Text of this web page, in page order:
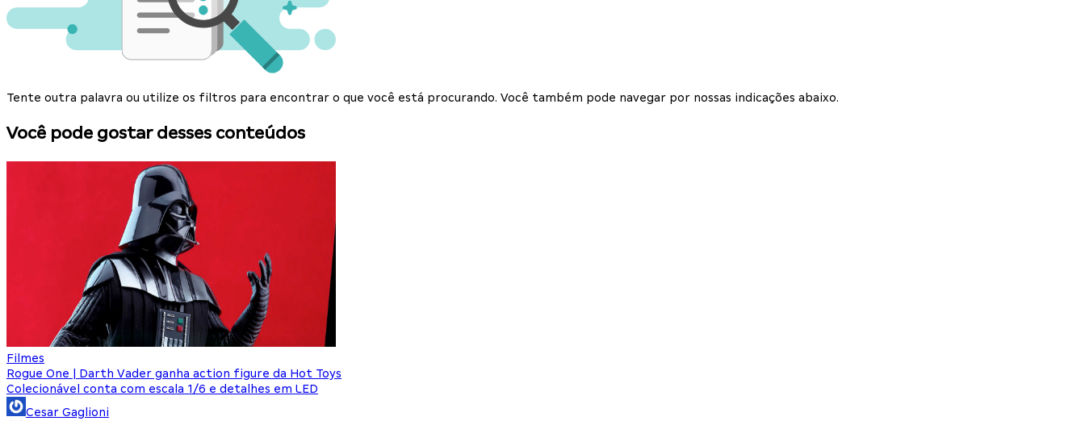
Tente outra palavra ou utilize os filtros para encontrar o que você está procurando. Você também pode navegar por nossas indicações abaixo.
Você pode gostar desses conteúdos
Filmes
Rogue One | Darth Vader ganha action figure da Hot Toys
Colecionável conta com escala 1/6 e detalhes em LED
Cesar Gaglioni